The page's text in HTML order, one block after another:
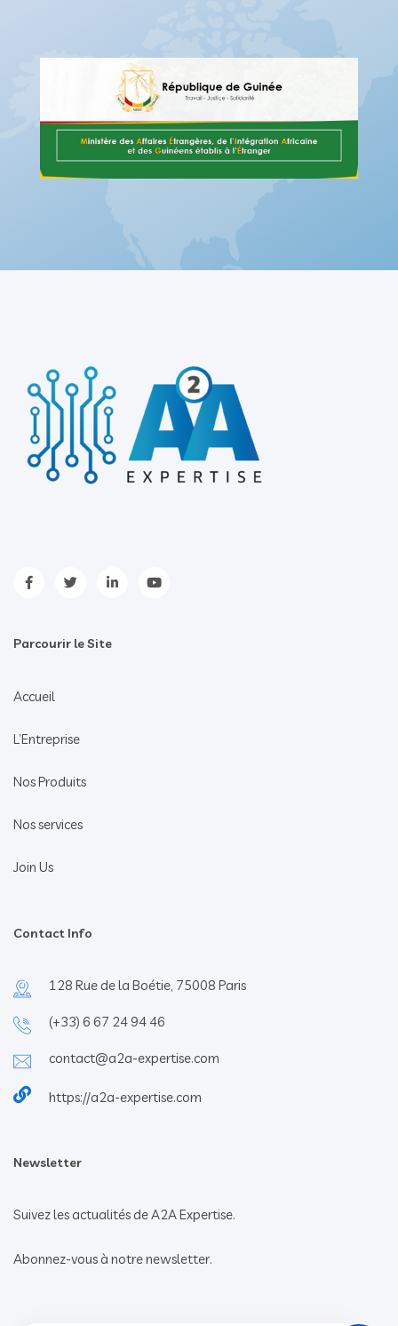
Parcourir le Site
Accueil
L’Entreprise
Nos Produits
Nos services
Join Us
Contact Info
128 Rue de la Boétie, 75008 Paris
(+33) 6 67 24 94 46
contact@a2a-expertise.com
https://a2a-expertise.com
Newsletter
Suivez les actualités de A2A Expertise.
Abonnez-vous à notre newsletter.